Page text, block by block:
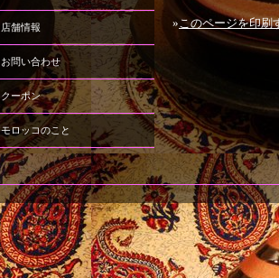
»このページを印刷
店舗情報
お問い合わせ
クーポン
モロッコのこと